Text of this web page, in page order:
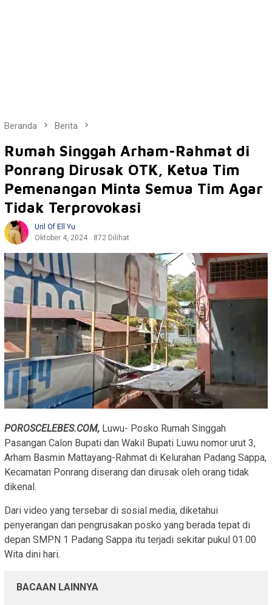
Beranda Berita
Rumah Singgah Arham-Rahmat di
Ponrang Dirusak OTK, Ketua Tim
Pemenangan Minta Semua Tim Agar
Tidak Terprovokasi
Uril Of Ell Yu
Oktober 4, 2024
872 Dilihat
POROSCELEBES.COM, Luwu- Posko Rumah Singgah
Pasangan Calon Bupati dan Wakil Bupati Luwu nomor urut 3,
Arham Basmin Mattayang-Rahmat di Kelurahan Padang Sappa,
Kecamatan Ponrang diserang dan dirusak oleh orang tidak
dikenal.
Dari video yang tersebar di sosial media, diketahui
penyerangan dan pengrusakan posko yang berada tepat di
depan SMPN 1 Padang Sappa itu terjadi sekitar pukul 01.00
Wita dini hari.
BACAAN LAINNYA